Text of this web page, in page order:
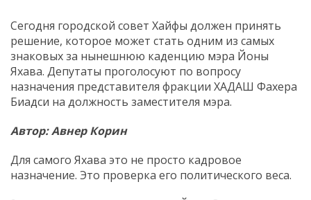
Сегодня городской совет Хайфы должен принять
решение, которое может стать одним из самых
знаковых за нынешнюю каденцию мэра Йоны
Яхава. Депутаты проголосуют по вопросу
назначения представителя фракции ХАДАШ Фахера
Биадси на должность заместителя мэра.
Автор: Авнер Корин
Для самого Яхава это не просто кадровое
назначение. Это проверка его политического веса.